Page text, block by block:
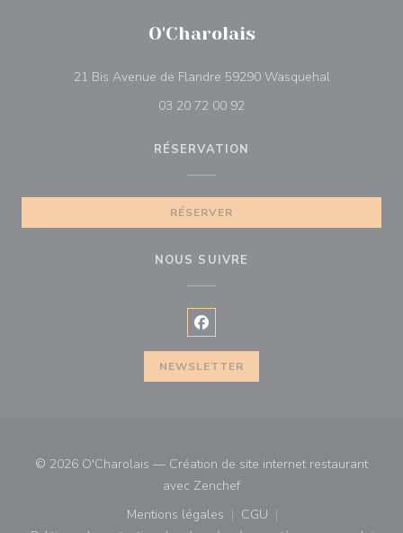
O'Charolais
21 Bis Avenue de Flandre 59290 Wasquehal((ouvre une
03 20 72 00 92
RÉSERVATION
RÉSERVER
NOUS SUIVRE
Facebook ((ouvre une nouvelle
NEWSLETTER
© 2026 O'Charolais — Création de site internet restaurant
avec Zenchef((ouvre une nouvelle
Mentions légales
((ouvre une nouvelle fenêtre))
CGU
((ouvre une nouvelle